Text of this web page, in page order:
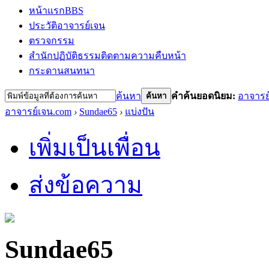
หน้าแรกBBS
ประวัติอาจารย์เจน
ตรวจกรรม
สำนักปฏิบัติธรรมติดตามความคืบหน้า
กระดานสนทนา
ค้นหา ค้นหา คำค้นยอดนิยม: อาจาร
อาจารย์เจน.com › Sundae65 › แบ่งปัน
เพิ่มเป็นเพื่อน
ส่งข้อความ
Sundae65